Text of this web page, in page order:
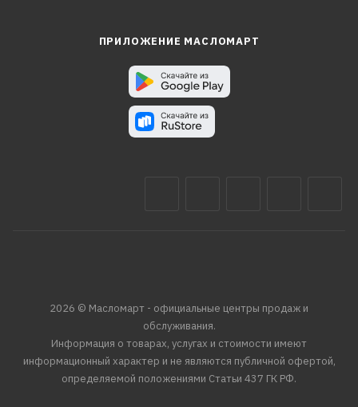
ПРИЛОЖЕНИЕ МАСЛОМАРТ
2026 © Масломарт - официальные центры продаж и
обслуживания.
Информация о товарах, услугах и стоимости имеют
информационный характер и не являются публичной офертой,
определяемой положениями Статьи 437 ГК РФ.